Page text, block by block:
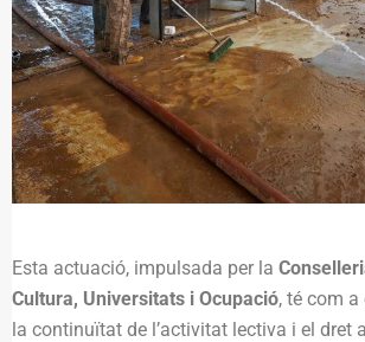
Esta actuació, impulsada per la
Cultura, Universitats i Ocupació, té com
la continuïtat de l’activitat lectiva i el dret